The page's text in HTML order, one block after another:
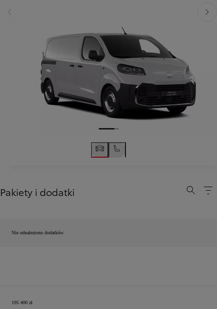
Poprzedni
Pakiety i dodatki
Nie odnaleziono dodatków
195 400 zł
Twoja konfiguracja